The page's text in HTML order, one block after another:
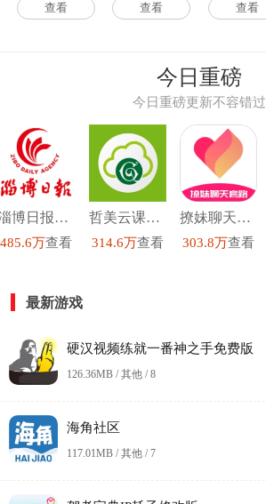
查看 查看 查看
今日重磅
今日重磅更新不容错过
淄博日报官方最新版
485.6万查看
哲美云课堂最新免费版
314.6万查看
撩妹聊天套路安卓免费版
303.8万查看
最新游戏
硬汉视频练就一番神之手免费版
126.36MB / 其他 /8
海角社区
117.01MB / 其他 /7